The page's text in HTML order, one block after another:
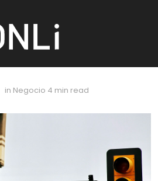
in Negocio 4 min read